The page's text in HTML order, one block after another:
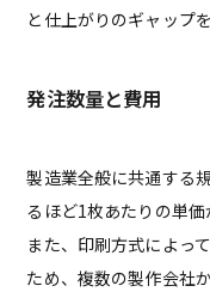
と仕上がりのギャップ
発注数量と費用
製造業全般に共通する
るほど1枚あたりの単価
また、印刷方式によっ
ため、複数の製作会社